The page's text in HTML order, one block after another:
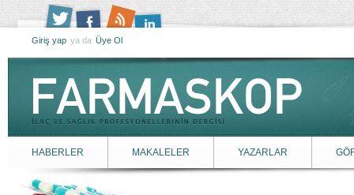
Giriş yap ya da Üye Ol
HABERLER MAKALELER YAZARLAR